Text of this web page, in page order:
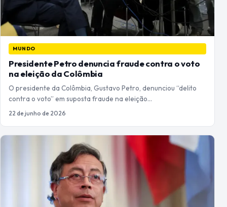
MUNDO
Presidente Petro denuncia fraude contra o voto
na eleição da Colômbia
O presidente da Colômbia, Gustavo Petro, denunciou “delito
contra o voto” em suposta fraude na eleição…
22 de junho de 2026